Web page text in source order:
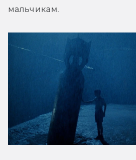
мальчикам.